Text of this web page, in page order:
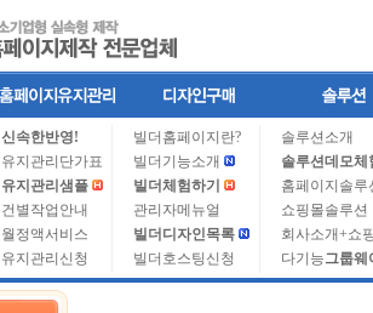
신속한반영!
유지관리단가표
유지관리샘플
건별작업안내
월정액서비스
유지관리신청
빌더홈페이지란?
빌더기능소개
빌더체험하기
관리자메뉴얼
빌더디자인목록
빌더호스팅신청
솔루션소개
솔루션데모
홈페이지솔루
쇼핑몰솔루션
회사소개+쇼
다기능그룹